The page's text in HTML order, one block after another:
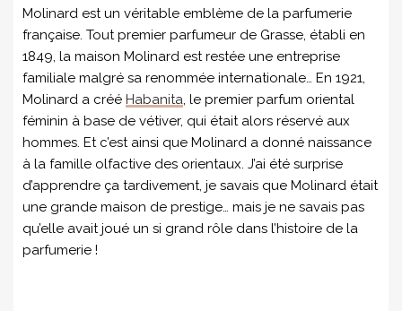
Molinard est un véritable emblème de la parfumerie
française. Tout premier parfumeur de Grasse, établi en
1849, la maison Molinard est restée une entreprise
familiale malgré sa renommée internationale… En 1921,
Molinard a créé Habanita, le premier parfum oriental
féminin à base de vétiver, qui était alors réservé aux
hommes. Et c’est ainsi que Molinard a donné naissance
à la famille olfactive des orientaux. J’ai été surprise
d’apprendre ça tardivement, je savais que Molinard était
une grande maison de prestige… mais je ne savais pas
qu’elle avait joué un si grand rôle dans l’histoire de la
parfumerie !